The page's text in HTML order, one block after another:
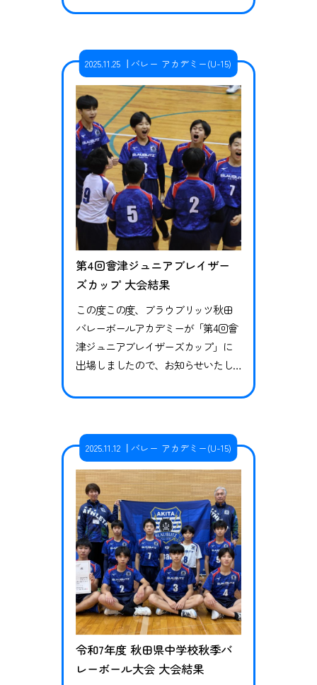
リーグ戦で行われました。 第一試合 v
利 第二試合 vs城南中学校2ｰ0（25-1
8、25-23）勝利 第三試合 vs秋田南中
学校1-2（21-25、25-19、12-15）敗戦 新
メンバ…
2025.11.25 バレー アカデミー(U-15)
第4回會津ジュニアブレイザー
ズカップ 大会結果
この度この度、ブラウブリッツ秋田
バレーボールアカデミーが「第4回會
津ジュニアブレイザーズカップ」に
出場しましたので、お知らせいたし
の大きさは中体連とは異なり、ヤン
た。大会は2セットマッチ、1セットに
つき20分の時間制限での実施となり
ました。そのため、どちらかのスコ
アが25点に到達せずに決着している
試合もあります。 予選 vs 東北アク…
2025.11.12 バレー アカデミー(U-15)
令和7年度 秋田県中学校秋季バ
レーボール大会 大会結果